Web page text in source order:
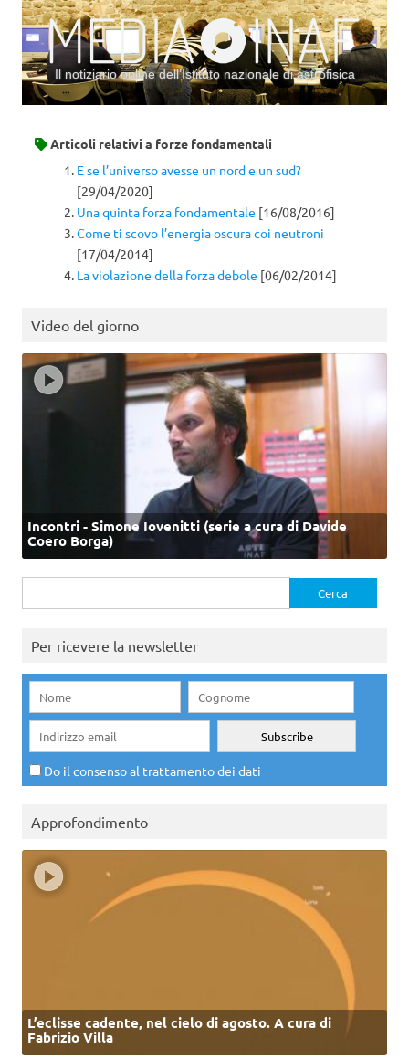
Il notiziario online dell’Istituto nazionale di astrofisica
Articoli relativi a forze fondamentali
E se l’universo avesse un nord e un sud?
[29/04/2020]
Una quinta forza fondamentale [16/08/2016]
Come ti scovo l’energia oscura coi neutroni
[17/04/2014]
La violazione della forza debole [06/02/2014]
Video del giorno
Incontri - Simone Iovenitti (serie a cura di Davide
Coero Borga)
per:
Per ricevere la newsletter
Do il consenso al trattamento dei dati
Approfondimento
L’eclisse cadente, nel cielo di agosto. A cura di
Fabrizio Villa